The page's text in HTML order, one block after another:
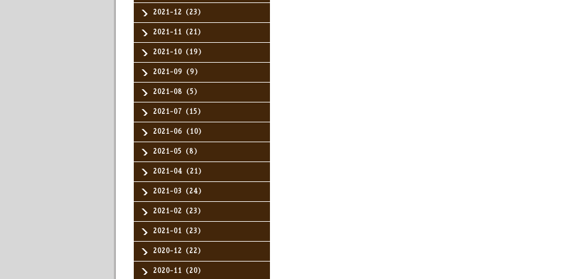
2021-12（23）
2021-11（21）
2021-10（19）
2021-09（9）
2021-08（5）
2021-07（15）
2021-06（10）
2021-05（8）
2021-04（21）
2021-03（24）
2021-02（23）
2021-01（23）
2020-12（22）
2020-11（20）